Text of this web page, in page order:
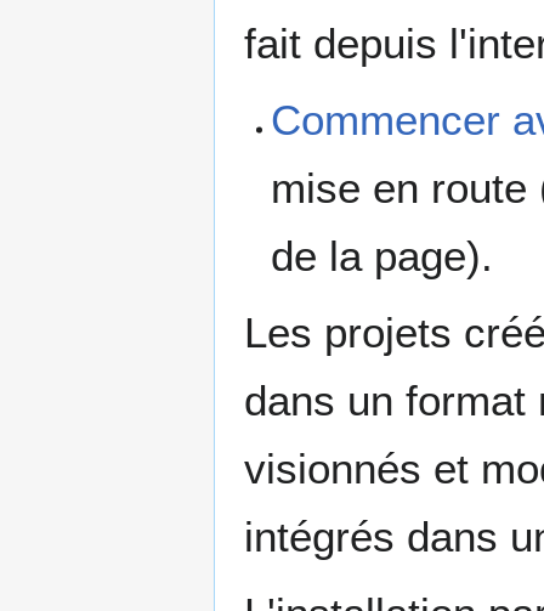
fait depuis
Commencer
mise en route
de la page).
Les projets
dans un format
visionnés et
intégrés dans